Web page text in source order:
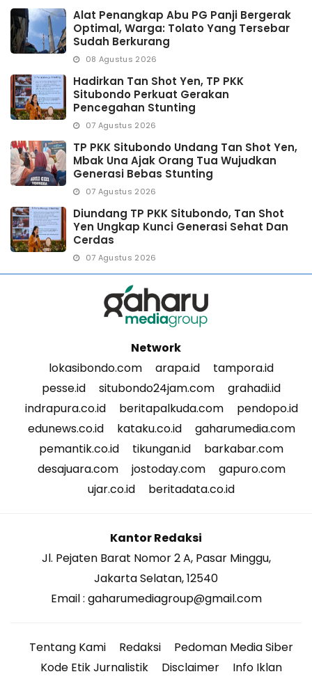
Alat Penangkap Abu PG Panji Bergerak
Optimal, Warga: Tolato Yang Tersebar
Sudah Berkurang
08 Agustus 2026
Hadirkan Tan Shot Yen, TP PKK
Situbondo Perkuat Gerakan
Pencegahan Stunting
07 Agustus 2026
TP PKK Situbondo Undang Tan Shot Yen,
Mbak Una Ajak Orang Tua Wujudkan
Generasi Bebas Stunting
07 Agustus 2026
Diundang TP PKK Situbondo, Tan Shot
Yen Ungkap Kunci Generasi Sehat Dan
Cerdas
07 Agustus 2026
Network
lokasibondo.com
arapa.id
tampora.id
pesse.id
situbondo24jam.com
grahadi.id
indrapura.co.id
beritapalkuda.com
pendopo.id
edunews.co.id
kataku.co.id
gaharumedia.com
pemantik.co.id
tikungan.id
barkabar.com
desajuara.com
jostoday.com
gapuro.com
ujar.co.id
beritadata.co.id
Kantor Redaksi
Jl. Pejaten Barat Nomor 2 A, Pasar Minggu,
Jakarta Selatan, 12540
Email : gaharumediagroup@gmail.com
Tentang Kami Redaksi
Pedoman Media Siber
Kode Etik Jurnalistik
Disclaimer
Info Iklan